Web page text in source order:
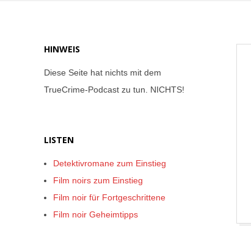
HINWEIS
Diese Seite hat nichts mit dem
TrueCrime-Podcast zu tun. NICHTS!
LISTEN
Detektivromane zum Einstieg
Film noirs zum Einstieg
Film noir für Fortgeschrittene
Film noir Geheimtipps